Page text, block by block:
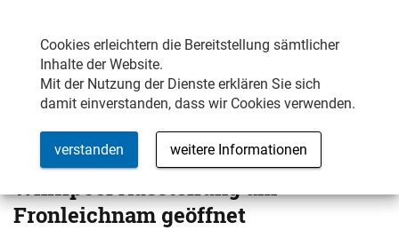
Cookies erleichtern die Bereitstellung sämtlicher
Inhalte der Website.
Mit der Nutzung der Dienste erklären Sie sich
damit einverstanden, dass wir Cookies verwenden.
verstanden weitere Informationen
Whirlpool Ausstellung am
Fronleichnam geöffnet